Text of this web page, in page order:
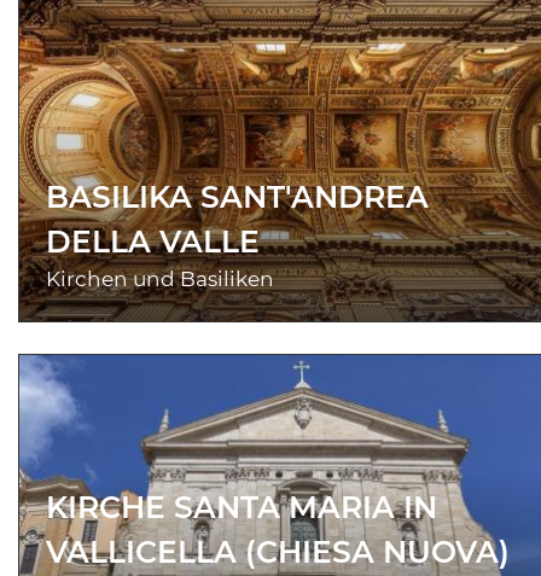
BASILIKA SANT'ANDREA
DELLA VALLE
Kirchen und Basiliken
KIRCHE SANTA MARIA IN
VALLICELLA (CHIESA NUOVA)